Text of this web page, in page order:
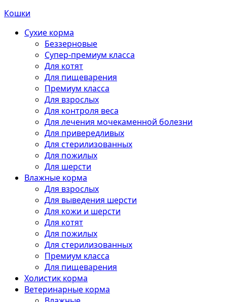
Кошки
Сухие корма
Беззерновые
Супер-премиум класса
Для котят
Для пищеварения
Премиум класса
Для взрослых
Для контроля веса
Для лечения мочекаменной болезни
Для привередливых
Для стерилизованных
Для пожилых
Для шерсти
Влажные корма
Для взрослых
Для выведения шерсти
Для кожи и шерсти
Для котят
Для пожилых
Для стерилизованных
Премиум класса
Для пищеварения
Холистик корма
Ветеринарные корма